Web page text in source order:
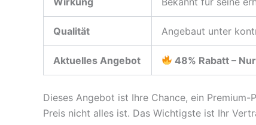
Qualität Angebaut unter
Aktuelles Angebot 48% Rabatt –
Dieses Angebot ist Ihre Chance, ein
Preis nicht alles ist. Das Wichtigste ist Ihr